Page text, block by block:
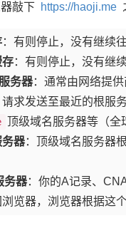
敲下 https://haoji.me
：有则停止，没有继续往
存：有则停止，没有继续
务器：通常由网络提
请求发送至最近的根服
顶级域名服务器等（全
务器：顶级域名服务器
务器：你的A记录、
览器，浏览器根据这